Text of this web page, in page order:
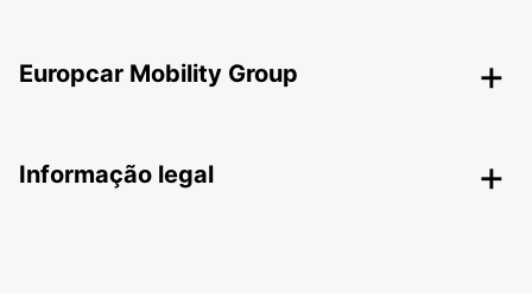
Europcar Mobility Group
Informação legal